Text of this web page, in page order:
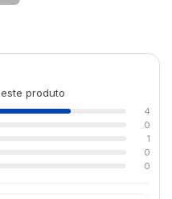
produto
4
0
1
0
0